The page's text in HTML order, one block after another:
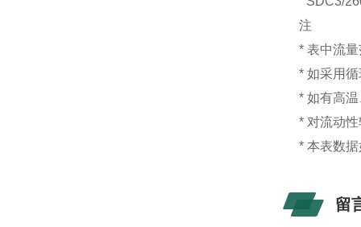
注
* 表中流
* 如采用
* 如有高
* 对流动
* 本表数
留